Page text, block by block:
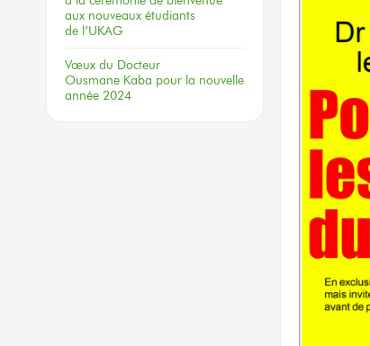
aux nouveaux étudiants
de l’UKAG
Vœux du Docteur
Ousmane Kaba pour la nouvelle
année 2024